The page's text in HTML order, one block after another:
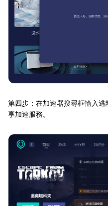
第四步：在加速器搜尋框輸入
享加速服務。